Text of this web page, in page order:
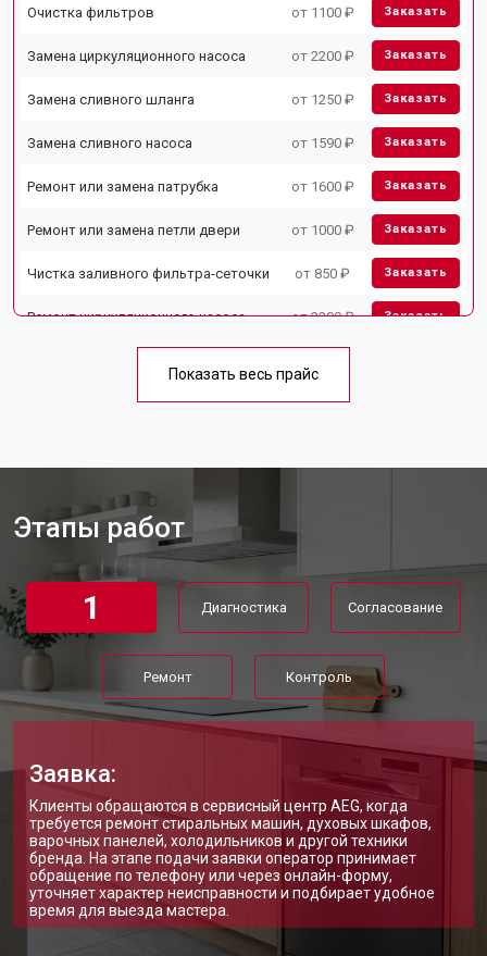
Очистка фильтров от 1100 ₽ Заказать
Замена циркуляционного насоса от 2200 ₽ Заказать
Замена сливного шланга от 1250 ₽ Заказать
Замена сливного насоса от 1590 ₽ Заказать
Ремонт или замена патрубка от 1600 ₽ Заказать
Ремонт или замена петли двери от 1000 ₽ Заказать
Чистка заливного фильтра-сеточки от 850 ₽ Заказать
Ремонт циркуляционного насоса от 2200 ₽ Заказать
Ремонт стакана моечного бака от 1600 ₽
Ремонт или замена пружины дверцы от 1200 ₽
Замена платы сенсорного
от 1100 ₽ Заказать
Замена панели управления от 1550 ₽
Замена блока управления от 2000 ₽
машины Aeg
Заказать
Ремонт/замена датчика
температуры
от 1590 ₽ Заказать
Замена замка посудомоечной
машины Aeg
от 1600 ₽ Заказать
Ремонт электропроводки от 1250 ₽ Заказать
Показать весь прайс
Этапы работ
1 Диагностика Согласование
Ремонт Контроль
Заявка:
Клиенты обращаются в сервисный центр AEG, когда
требуется ремонт стиральных машин, духовых шкафов,
варочных панелей, холодильников и другой техники
бренда. На этапе подачи заявки оператор принимает
обращение по телефону или через онлайн-форму,
уточняет характер неисправности и подбирает удобное
время для выезда мастера.